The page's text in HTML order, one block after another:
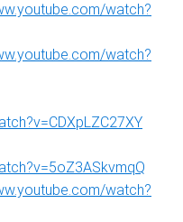
watch?
watch?
watch?